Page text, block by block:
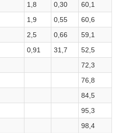
1,8 0,30
60,1
1,9 0,55
60,6
2,5 0,66
59,1
0,91 31,7
52,5
72,3
76,8
84,5
95,3
98,4